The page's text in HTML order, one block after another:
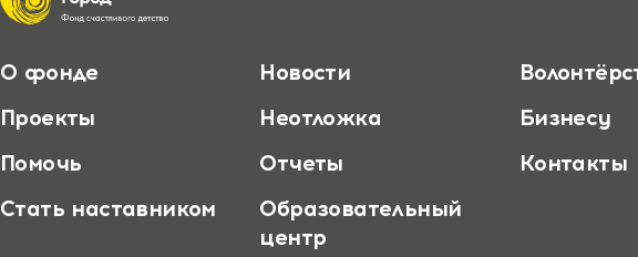
О фонде Новости
Проекты
Неотложка
Бизнесу
Помочь
Отчеты
Контакты
Стать наставником
Образовательный
центр